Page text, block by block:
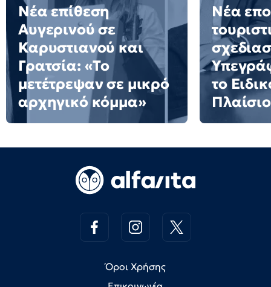
Νέα επίθεση
Αυγερινού σε
Καρυστιανού και
Γρατσία: «Το
μετέτρεψαν σε μικρό
αρχηγικό κόμμα»
Νέα
το
Πλαίσιο
Όροι Χρήσης